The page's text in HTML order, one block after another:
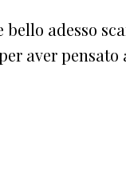
bello adesso
aver pensato